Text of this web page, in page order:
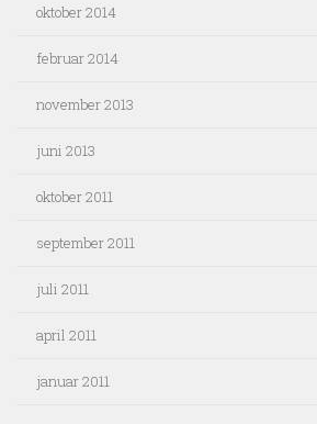
oktober 2014
februar 2014
november 2013
juni 2013
oktober 2011
september 2011
juli 2011
april 2011
januar 2011